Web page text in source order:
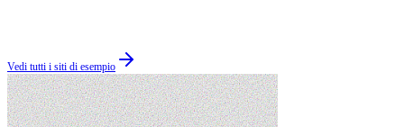
Vedi tutti i siti di esempio